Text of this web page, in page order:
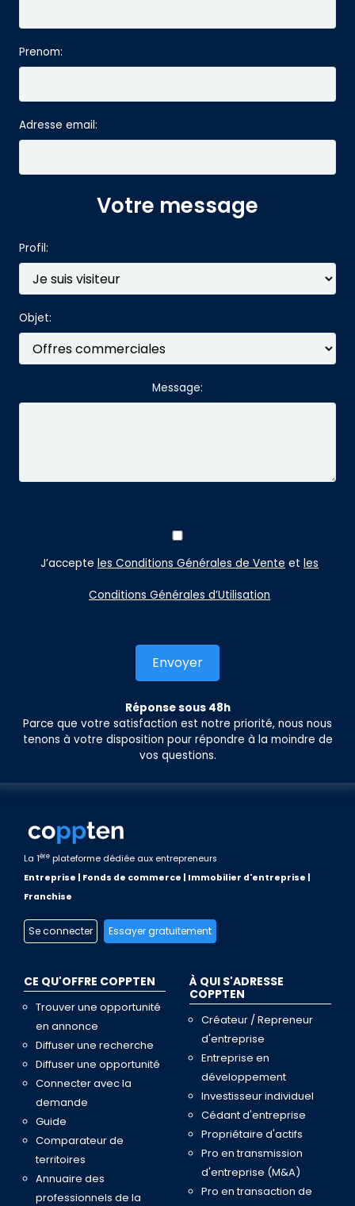
Prenom:
Adresse email:
Votre message
Profil:
Objet:
Message:
J’accepte les Conditions Générales de Vente et les
Conditions Générales d’Utilisation
Réponse sous 48h
Parce que votre satisfaction est notre priorité, nous nous
tenons à votre disposition pour répondre à la moindre de
vos questions.
La 1ère plateforme dédiée aux entrepreneurs
Entreprise | Fonds de commerce | Immobilier d'entreprise |
Franchise
Se connecter Essayer gratuitement
CE QU'OFFRE COPPTEN
Trouver une opportunité
en annonce
Diffuser une recherche
Diffuser une opportunité
Connecter avec la
demande
Guide
Comparateur de
territoires
Annuaire des
professionnels de la
À QUI S'ADRESSE
COPPTEN
Créateur / Repreneur
d'entreprise
Entreprise en
développement
Investisseur individuel
Cédant d'entreprise
Propriétaire d'actifs
Pro en transmission
d'entreprise (M&A)
Pro en transaction de